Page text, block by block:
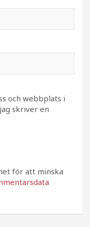
och webbplats i
skriver en
för att minska